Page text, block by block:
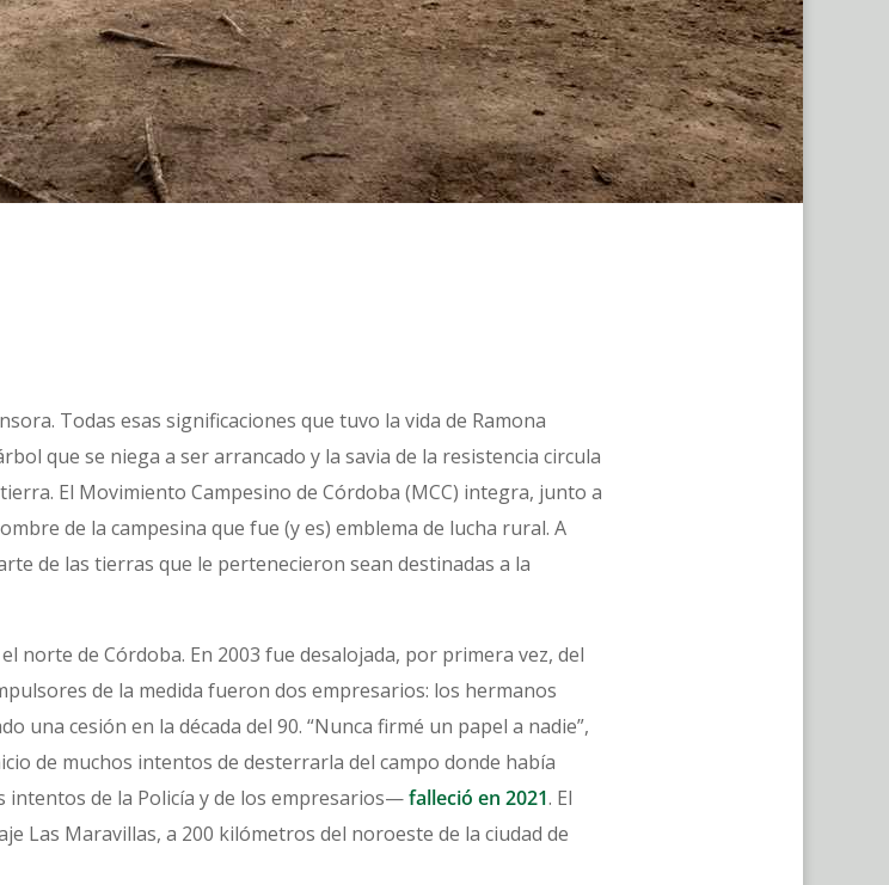
Todas esas significaciones que tuvo la vida de Ramona
que se niega a ser arrancado y la savia de la resistencia circula
El Movimiento Campesino de Córdoba (MCC) integra, junto a
de la campesina que fue (y es) emblema de lucha rural. A
de las tierras que le pertenecieron sean destinadas a la
norte de Córdoba. En 2003 fue desalojada, por primera vez, del
de la medida fueron dos empresarios: los hermanos
una cesión en la década del 90. “Nunca firmé un papel a nadie”,
de muchos intentos de desterrarla del campo donde había
intentos de la Policía y de los empresarios—falleció en 2021. El
Las Maravillas, a 200 kilómetros del noroeste de la ciudad de